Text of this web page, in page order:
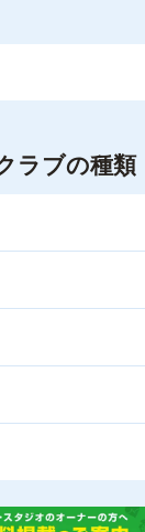
ラブの種類